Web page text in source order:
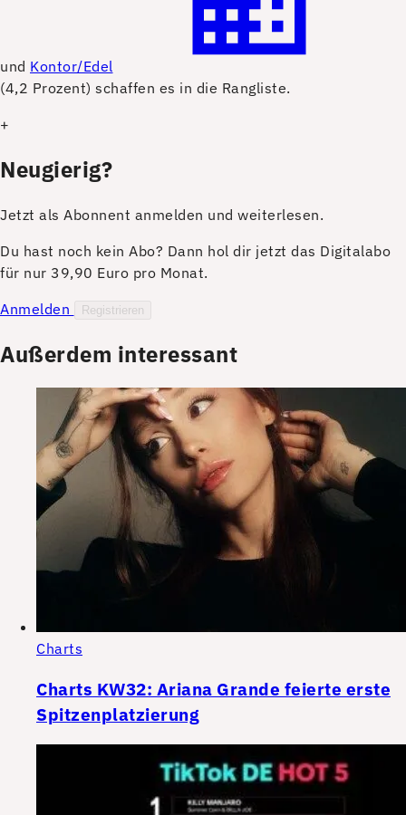
und Kontor/Edel
(4,2 Prozent) schaffen es in die Rangliste.
+
Neugierig?
Jetzt als Abonnent anmelden und weiterlesen.
Du hast noch kein Abo? Dann hol dir jetzt das Digitalabo
für nur 39,90 Euro pro Monat.
Anmelden
Registrieren
Außerdem interessant
Charts
Charts KW32: Ariana Grande feierte erste
Spitzenplatzierung